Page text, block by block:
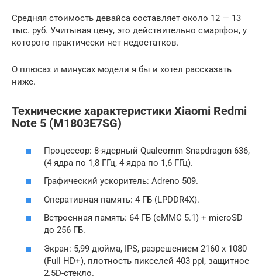
Средняя стоимость девайса составляет около 12 — 13
тыс. руб. Учитывая цену, это действительно смартфон, у
которого практически нет недостатков.
О плюсах и минусах модели я бы и хотел рассказать
ниже.
Технические характеристики Xiaomi Redmi
Note 5 (M1803E7SG)
Процессор: 8-ядерный Qualcomm Snapdragon 636,
(4 ядра по 1,8 ГГц, 4 ядра по 1,6 ГГц).
Графический ускоритель: Adreno 509.
Оперативная память: 4 ГБ (LPDDR4X).
Встроенная память: 64 ГБ (eMMC 5.1) + microSD
до 256 ГБ.
Экран: 5,99 дюйма, IPS, разрешением 2160 x 1080
(Full HD+), плотность пикселей 403 ppi, защитное
2.5D-стекло.